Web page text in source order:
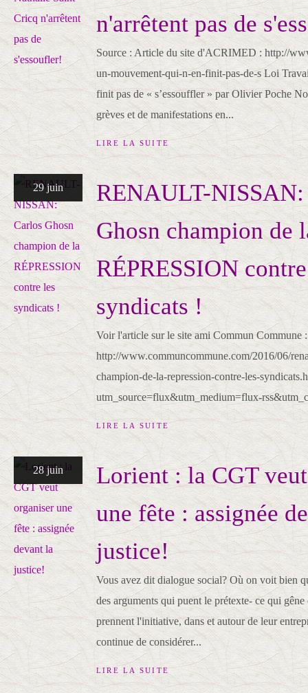
n'arrêtent pas de
Source : Article du site d'ACRIMED : http://
un-mouvement-qui-n-en-finit-pas-de-s Loi
finit pas de « s’essouffler » par Olivier Poche
grèves et de manifestations en...
LIRE LA SUITE
29 juin
RENAULT-
Ghosn champion de
RÉPRESSION
syndicats !
Voir l'article sur le site ami Commun Commune :
http://www.communcommune.com/2016/06/
champion-de-la-repression-contre-les-
utm_source=flux&utm_medium=flux-
LIRE LA SUITE
28 juin
Lorient : la CGT
une fête : assignée
justice!
Vous avez dit dialogue social? Où on voit bien
des arguments qui puent le prétexte- ce qui
prennent l'initiative, dans et autour de leur
continue de considérer...
LIRE LA SUITE